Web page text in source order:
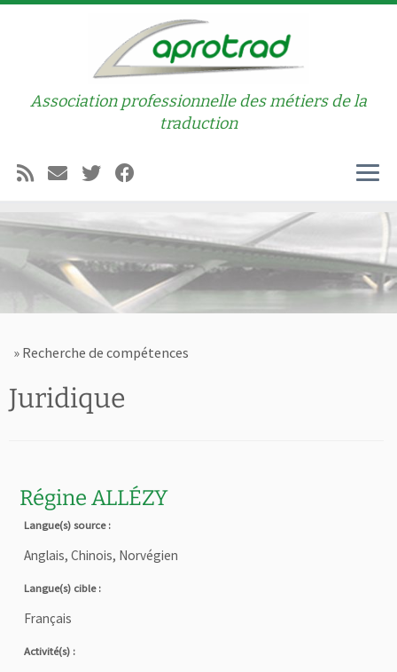
Association professionnelle des métiers de la
traduction
» Recherche de compétences
Juridique
Régine ALLÉZY
Langue(s) source :
Anglais, Chinois, Norvégien
Langue(s) cible :
Français
Activité(s) :